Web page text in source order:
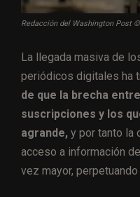
Redacción del Washington Post
La llegada masiva de
periódicos digitales ha
de que la brecha
suscripciones y los
agrande, y por tanto la
acceso a información
vez mayor,